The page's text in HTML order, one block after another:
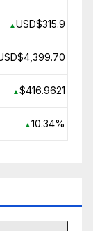
▲USD$315.9
▲$416.9621
▲10.34%